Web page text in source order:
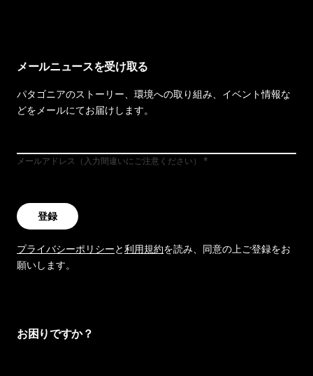
メールニュースを受け取る
パタゴニアのストーリー、環境への取り組み、イベント情報な
どをメールにてお届けします。
メールアドレス（入力間違いにご注意ください）
登録
プライバシーポリシーと利用規約を読み、同意の上ご登録をお
願いします。
お困りですか？